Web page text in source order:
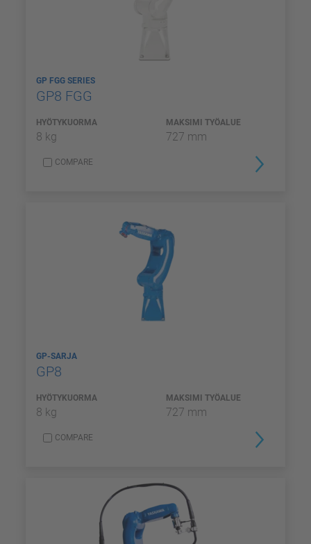
GP FGG SERIES
GP8 FGG
HYÖTYKUORMA
8 kg
MAKSIMI TYÖALUE
727 mm
COMPARE
GP-SARJA
GP8
HYÖTYKUORMA
8 kg
MAKSIMI TYÖALUE
727 mm
COMPARE